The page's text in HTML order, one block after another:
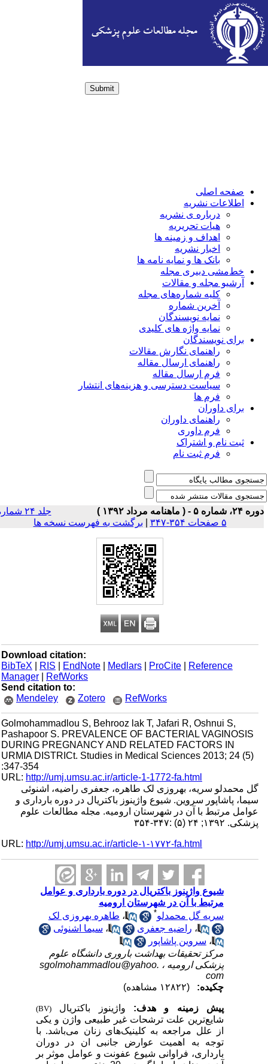
Submit
صفحه اصلی
اطلاعات نشریه
درباره ی نشریه
هیات تحریریه
اهداف و زمینه ها
اخبار نشریه
بانک ها و نمایه نامه ها
خط‌مشی دبیری مجله
آرشیو مجله و مقالات
کلیه شماره‌های مجله
آخرین شماره
نمایه نویسندگان
نمایه واژه های کلیدی
برای نویسندگان
راهنمای نگارش مقالات
راهنمای ارسال مقاله
فرم ارسال مقاله
سیاست دسترسی و هزینه‌های انتشار
فرم ها
برای داوران
راهنمای داوران
فرم داوری
ثبت نام و اشتراک
فرم ثبت نام
شماره ۵ - ( ماهنامه مرداد ۱۳۹۲ )
جلد ۲۴ شماره
| برگشت به فهرست نسخه ها
Download citation:
BibTeX
| RIS |EndNote |Medlars |ProCite |Reference
Manager
|RefWorks
Send citation to:
Mendeley
Zotero RefWorks
Golmohammadlou S, Behrooz lak T, Jafari R, Oshnui S,
Pashapoor S. PREVALENCE OF BACTERIAL VAGINOSIS
DURING PREGNANCY AND RELATED FACTORS IN
URMIA DISTRICt. Studies in Medical Sciences 2013; 24 (5)
:347-354
URL:http://umj.umsu.ac.ir/article-1-1772-fa.html
گل محمدلو سریه، بهروزی لک طاهره، جعفری راضیه، اشنوئی
سیما، پاشاپور سروین. شیوع واژینوز باکتریال در دوره بارداری و
عوامل مرتبط با آن در شهرستان ارومیه. مجله مطالعات علوم
پزشکی. ۱۳۹۲; ۲۴ (۵) :۳۴۷-۳۵۴
URL:http://umj.umsu.ac.ir/article-۱-۱۷۷۲-fa.html
شیوع واژینوز باکتریال در دوره بارداری و عوامل
مرتبط با آن در شهرستان ارومیه
سریه گل محمدلو* ،طاهره بهروزی لک
،راضیه جعفری ،سیما اشنوئی
،سروین پاشاپور
مرکز تحقیقات بهداشت باروری دانشگاه علوم
پزشکی ارومیه ، sgolmohammadlou@yahoo.
com
چکیده:
پیش زمینه و هدف: واژینوز باکتریال (BV)
شایع‌ترین علت ترشحات غیر طبیعی واژن و یکی
از علل مراجعه به کلینیک‌های زنان می‌باشد. با
توجه به اهمیت عوارض جانبی ان در دوران
بارداری، فراوانی شیوع عفونت و عوامل موثر بر